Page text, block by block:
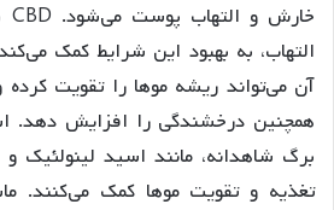
التهاب، به بهبود این شرایط کمک
آن می‌تواند ریشه موها را تقویت
همچنین درخشندگی را افزایش دهد.
برگ شاهدانه، مانند اسید لینولئیک و
تغذیه و تقویت موها کمک می‌کنند.